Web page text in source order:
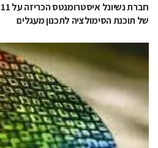
של תוכנת הסימולציה לתכנון מעגלים